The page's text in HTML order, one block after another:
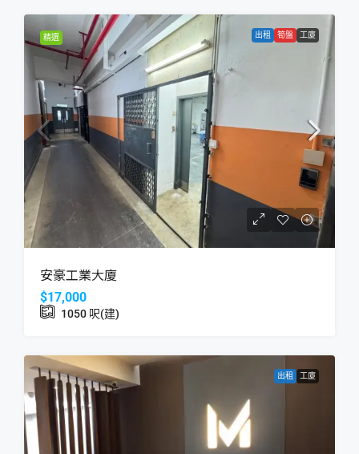
精選 出租 筍盤 工廈
安豪工業大廈
$17,000
1050 呎(建)
出租 工廈